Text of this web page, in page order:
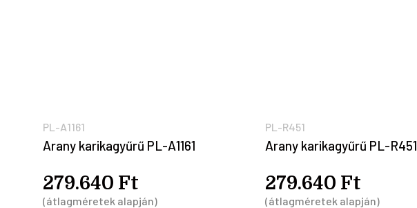
PL-A1161
Arany karikagyűrű PL-A1161
279.640 Ft
(átlagméretek alapján)
PL-R451
Arany karikagyűrű PL-R451
279.640 Ft
(átlagméretek alapján)